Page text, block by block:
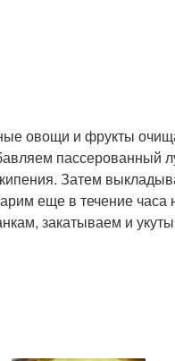
овощи и фрукты
пассерованный
Затем
еще в течение часа
закатываем и